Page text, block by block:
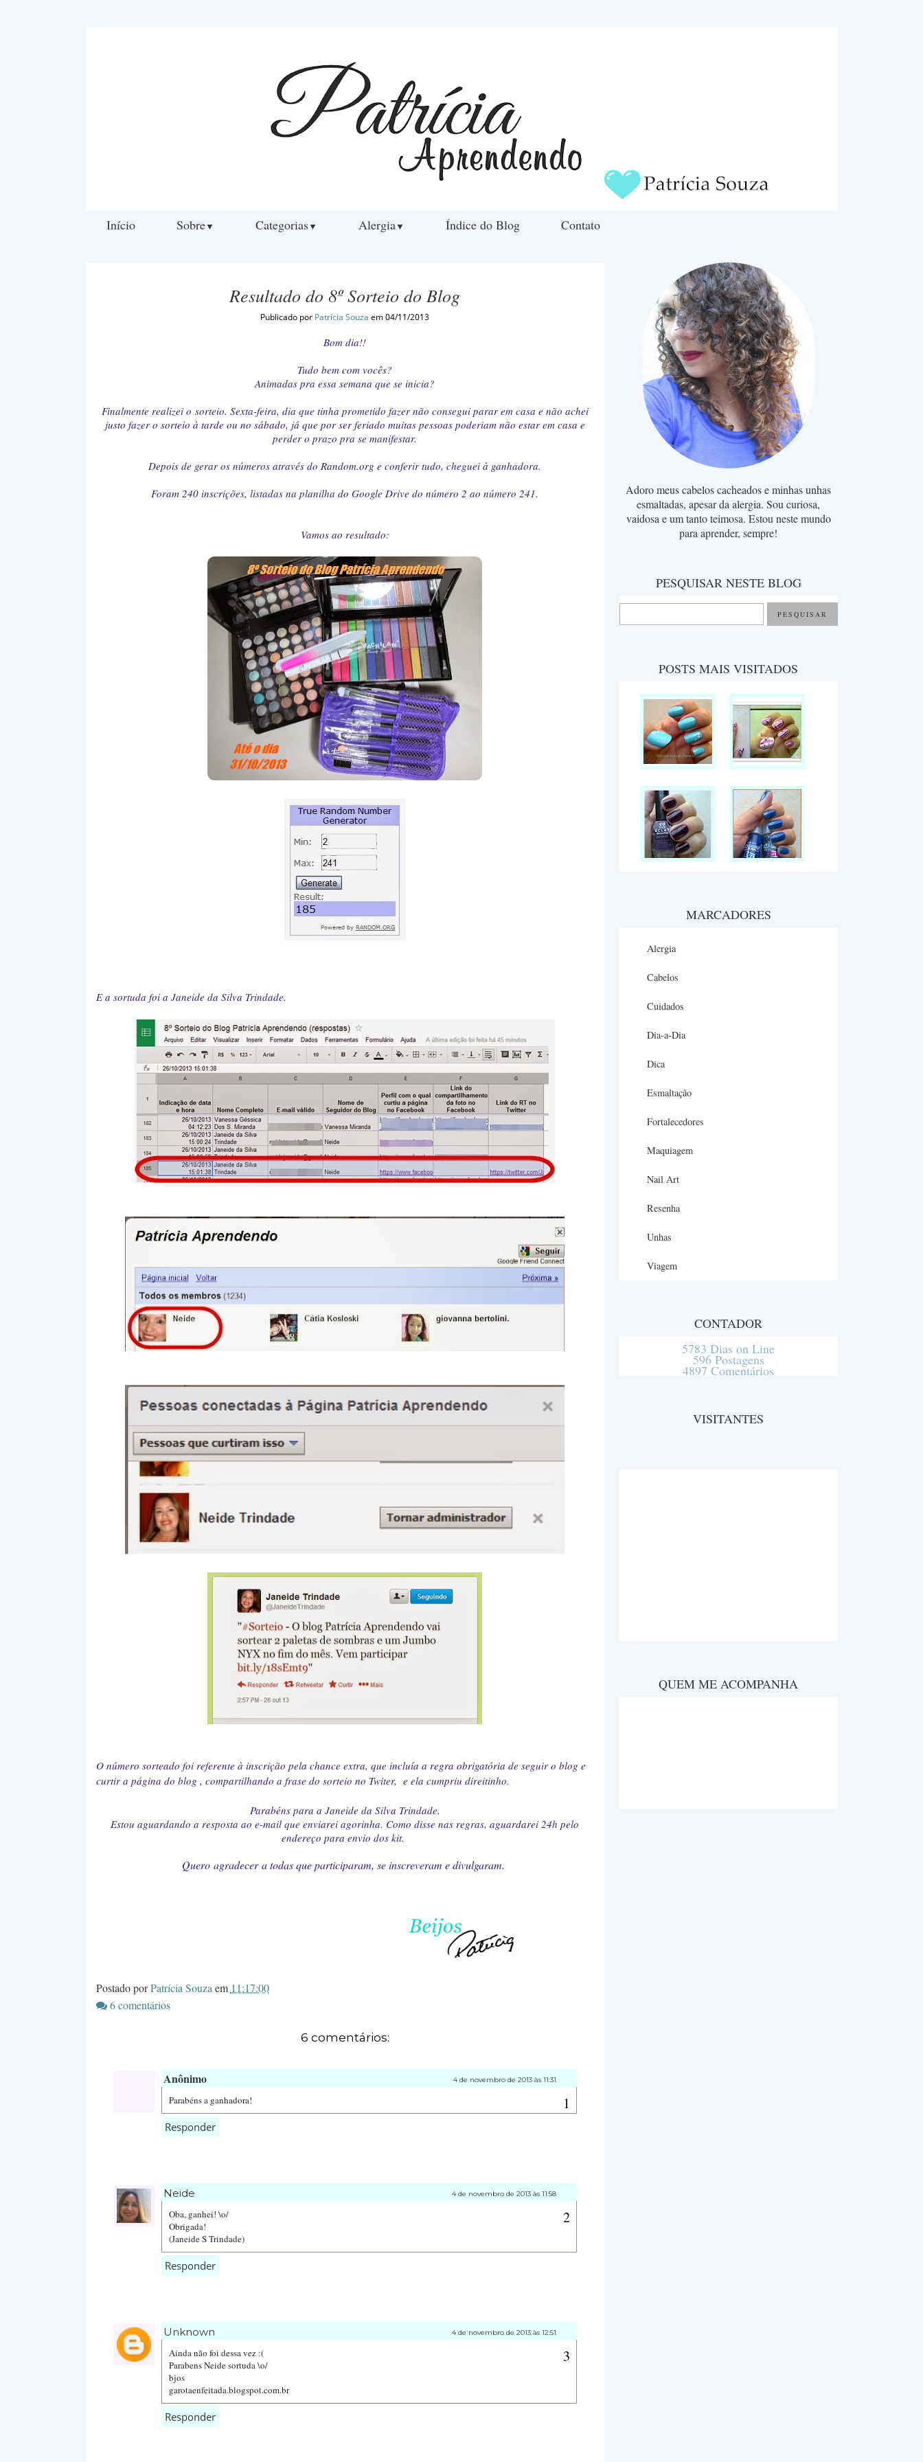
Início Sobre▼ Categorias▼ Alergia▼ Índice do Blog Contato
Resultado do 8º Sorteio do Blog
Publicado por Patrícia Souza em 04/11/2013
Bom dia!!
Tudo bem com vocês?
Animadas pra essa semana que se inicia?
Finalmente realizei o sorteio. Sexta-feira, dia que tinha prometido fazer não consegui parar em casa e não achei
justo fazer o sorteio à tarde ou no sábado, já que por ser feriado muitas pessoas poderiam não estar em casa e
perder o prazo pra se manifestar.
Depois de gerar os números através do Random.org e conferir tudo, cheguei à ganhadora.
Foram 240 inscrições, listadas na planilha do Google Drive do número 2 ao número 241.
Vamos ao resultado:
E a sortuda foi a Janeide da Silva Trindade.
O número sorteado foi referente à inscrição pela chance extra, que incluía a regra obrigatória de seguir o blog e
curtir a página do blog , compartilhando a frase do sorteio no Twiter, e ela cumpriu direitinho.
Parabéns para a Janeide da Silva Trindade.
Estou aguardando a resposta ao e-mail que enviarei agorinha. Como disse nas regras, aguardarei 24h pelo
endereço para envio dos kit.
Quero agradecer a todas que participaram, se inscreveram e divulgaram.
Postado porPatrícia Souza em 11:17:00
6 comentários
6 comentários:
Anônimo 4 de novembro de 2013 às 11:31
Parabéns a ganhadora!
Responder
Neide 4 de novembro de 2013 às 11:58
Oba, ganhei! \o/
Obrigada!
(Janeide S Trindade)
Responder
Unknown 4 de novembro de 2013 às 12:51
Ainda não foi dessa vez :(
Parabens Neide sortuda \o/
bjos
garotaenfeitada.blogspot.com.br
Responder
Adoro meus cabelos cacheados e minhas unhas
esmaltadas, apesar da alergia. Sou curiosa,
vaidosa e um tanto teimosa. Estou neste mundo
para aprender, sempre!
PESQUISAR NESTE BLOG
POSTS MAIS VISITADOS
MARCADORES
Alergia
Cabelos
Cuidados
Dia-a-Dia
Dica
Esmaltação
Fortalecedores
Maquiagem
Nail Art
Resenha
Unhas
Viagem
CONTADOR
5783 Dias on Line
596 Postagens
4897 Comentários
VISITANTES
QUEM ME ACOMPANHA